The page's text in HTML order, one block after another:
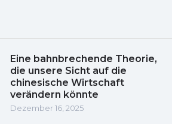
Eine bahnbrechende Theorie,
die unsere Sicht auf die
chinesische Wirtschaft
verändern könnte
Dezember 16, 2025